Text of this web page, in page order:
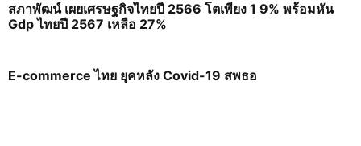
สภาพัฒน์ เผยเศรษฐกิจไทยปี 2566 โตเพียง 1 9% พร้อมหั่น
Gdp ไทยปี 2567 เหลือ 27%
E-commerce ไทย ยุคหลัง Covid-19 สพธอ